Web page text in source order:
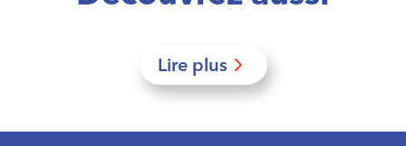
Lire plus